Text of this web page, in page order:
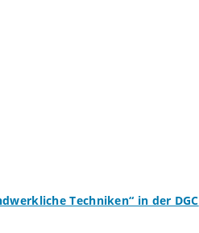
Techniken“ in der DGC